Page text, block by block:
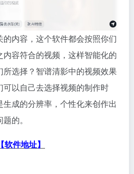
的内容，这个软件都会按照你们
容符合的视频，这样智能化的
选择？智谱清影中的视频效果
以自己去选择视频的制作时
成的分辨率，个性化来创作出
的。
【软件地址】